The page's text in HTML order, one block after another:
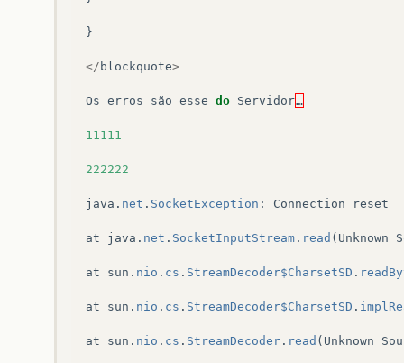
}
</ blockquote>
Os erros são esse do Servidor…
11111
222222
java . net . SocketException : Connection reset
at java . net . SocketInputStream . read ( Unknown
at sun . nio . cs . StreamDecoder$CharsetSD .
at sun . nio . cs . StreamDecoder$CharsetSD .
at sun . nio . cs . StreamDecoder . read ( Unknown